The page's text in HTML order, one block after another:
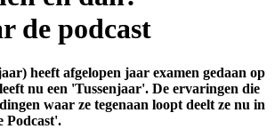
de podcast
heeft afgelopen jaar examen gedaan op
nu een 'Tussenjaar'. De ervaringen die
waar ze tegenaan loopt deelt ze nu in
Podcast'.